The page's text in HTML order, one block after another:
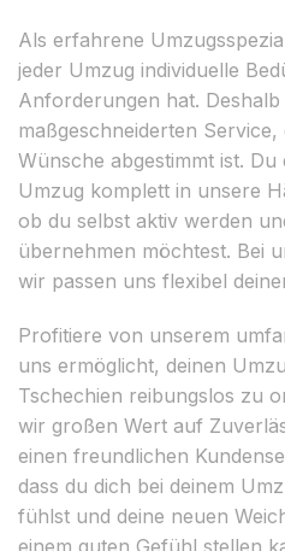
Als erfahrene
jeder Umzug individuelle
Anforderungen hat.
maßgeschneiderten
Wünsche abgestimmt ist.
Umzug komplett in unsere
ob du selbst aktiv werden
übernehmen möchtest. Bei
wir passen uns flexibel
Profitiere von unserem
uns ermöglicht, deinen
Tschechien reibungslos zu
wir großen Wert auf
einen freundlichen
dass du dich bei deinem
fühlst und deine neuen
einem guten Gefühl stellen